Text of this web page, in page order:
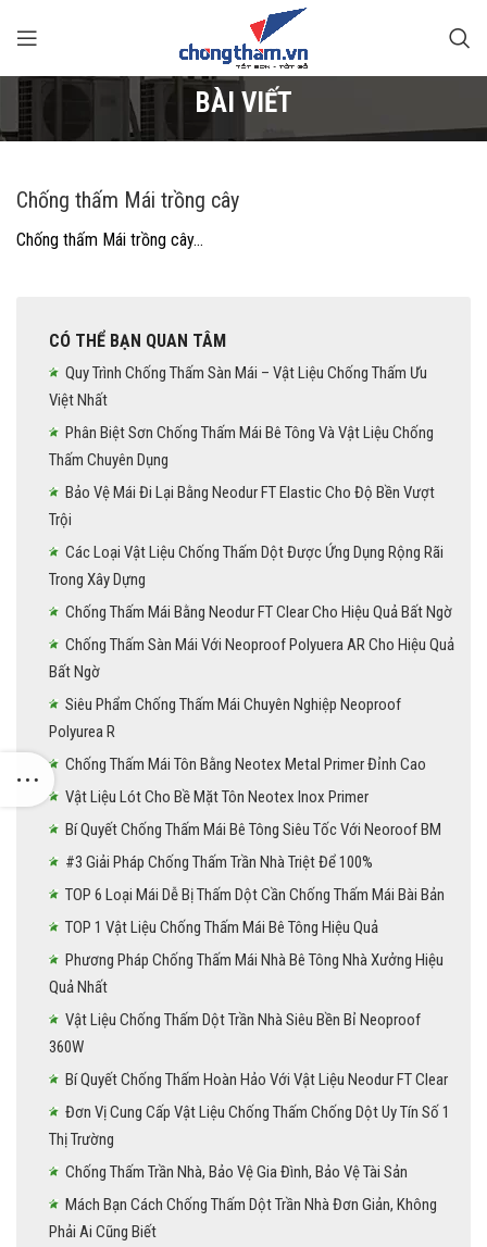
BÀI VIẾT
Chống thấm Mái trồng cây
Chống thấm Mái trồng cây…
CÓ THỂ BẠN QUAN TÂM
Quy Trình Chống Thấm Sàn Mái – Vật Liệu Chống Thấm Ưu
Việt Nhất
Phân Biệt Sơn Chống Thấm Mái Bê Tông Và Vật Liệu Chống
Thấm Chuyên Dụng
Bảo Vệ Mái Đi Lại Bằng Neodur FT Elastic Cho Độ Bền Vượt
Trội
Các Loại Vật Liệu Chống Thấm Dột Được Ứng Dụng Rộng Rãi
Trong Xây Dựng
Chống Thấm Mái Bằng Neodur FT Clear Cho Hiệu Quả Bất Ngờ
Chống Thấm Sàn Mái Với Neoproof Polyuera AR Cho Hiệu Quả
Bất Ngờ
Siêu Phẩm Chống Thấm Mái Chuyên Nghiệp Neoproof
Polyurea R
Chống Thấm Mái Tôn Bằng Neotex Metal Primer Đỉnh Cao
Vật Liệu Lót Cho Bề Mặt Tôn Neotex Inox Primer
Bí Quyết Chống Thấm Mái Bê Tông Siêu Tốc Với Neoroof BM
#3 Giải Pháp Chống Thấm Trần Nhà Triệt Để 100%
TOP 6 Loại Mái Dễ Bị Thấm Dột Cần Chống Thấm Mái Bài Bản
TOP 1 Vật Liệu Chống Thấm Mái Bê Tông Hiệu Quả
Phương Pháp Chống Thấm Mái Nhà Bê Tông Nhà Xưởng Hiệu
Quả Nhất
Vật Liệu Chống Thấm Dột Trần Nhà Siêu Bền Bỉ Neoproof
360W
Bí Quyết Chống Thấm Hoàn Hảo Với Vật Liệu Neodur FT Clear
Đơn Vị Cung Cấp Vật Liệu Chống Thấm Chống Dột Uy Tín Số 1
Thị Trường
Chống Thấm Trần Nhà, Bảo Vệ Gia Đình, Bảo Vệ Tài Sản
Mách Bạn Cách Chống Thấm Dột Trần Nhà Đơn Giản, Không
Phải Ai Cũng Biết